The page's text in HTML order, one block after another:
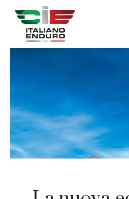
contenuto